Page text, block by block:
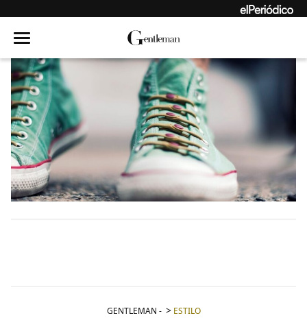
GENTLEMAN - ESTILO